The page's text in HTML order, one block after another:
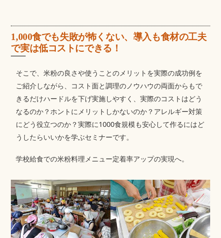
1,000食でも失敗が怖くない、導入も食材の工夫
で実は低コストにできる！
そこで、米粉の良さや使うことのメリットを実際の成功例を
ご紹介しながら、コスト面と調理のノウハウの両面からもで
きるだけハードルを下げ実施しやすく、実際のコストはどう
なるのか？ホントにメリットしかないのか？アレルギー対策
にどう役立つのか？実際に1000食規模も安心して作るにはど
うしたらいいかを学ぶセミナーです。
学校給食での米粉料理メニュー定着率アップの実現へ。